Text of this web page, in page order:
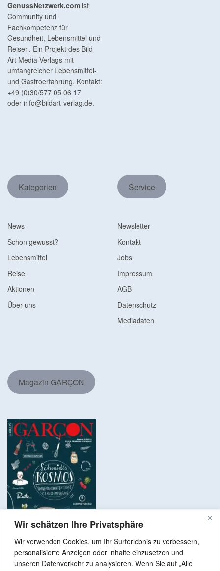
Wir schätzen Ihre Privatsphäre
Wir verwenden Cookies, um Ihr Surferlebnis zu verbessern,
personalisierte Anzeigen oder Inhalte einzusetzen und
unseren Datenverkehr zu analysieren. Wenn Sie auf „Alle
GenussNetzwerk.com ist
Community und
Fachkompetenz für
Gesundheit, Lebensmittel und
Reisen. Ein Projekt des Bild
Art Media Verlags mit
umfangreicher Lebensmittel-
und Gastroerfahrung. Kontakt:
+49 (0)30/577 05 06 17
oder info@bildart-verlag.de.
Kategorien
News
Schon gewusst?
Lebensmittel
Reise
Aktionen
Über uns
Service
Newsletter
Kontakt
Jobs
Impressum
AGB
Datenschutz
Mediadaten
Magazin GARÇON